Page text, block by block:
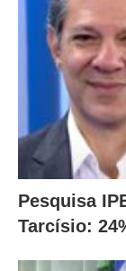
Pesquisa
Tarcísio: